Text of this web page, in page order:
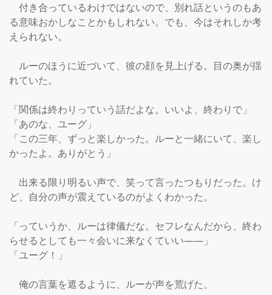
付き合っているわけではないので、別れ話というのもあ
る意味おかしなことかもしれない。でも、今はそれしか考
えられない。
ルーのほうに近づいて、彼の顔を見上げる。目の奥が揺
れていた。
「関係は終わりっていう話だよな。いいよ、終わりで」
「あのな、ユーグ」
「この三年、ずっと楽しかった。ルーと一緒にいて、楽し
かったよ。ありがとう」
出来る限り明るい声で、笑って言ったつもりだった。け
ど、自分の声が震えているのがよくわかった。
「っていうか、ルーは律儀だな。セフレなんだから、終わ
らせるとしても一々会いに来なくていい――」
「ユーグ！」
俺の言葉を遮るように、ルーが声を荒げた。